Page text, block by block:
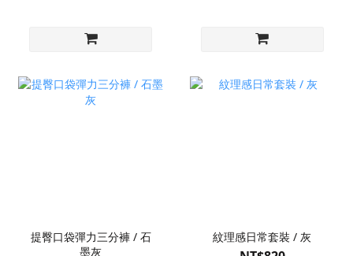
提臀口袋彈力三分褲 / 石
墨灰
紋理感日常套裝 / 灰